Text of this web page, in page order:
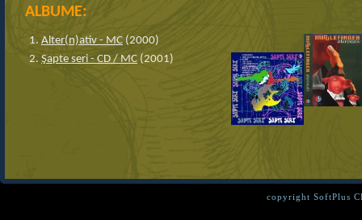
ALBUME:
Alter(n)ativ - MC (2000)
Şapte seri - CD / MC (2001)
copyright SoftPlus